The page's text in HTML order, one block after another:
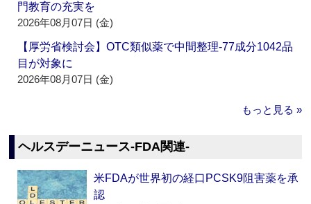
門教育の充実を
2026年08月07日 (金)
【厚労省検討会】OTC類似薬で中間整理‐77成分1042品
目が対象に
2026年08月07日 (金)
もっと見る »
ヘルスデーニュース‐FDA関連‐
米FDAが世界初の経口PCSK9阻害薬を承
認